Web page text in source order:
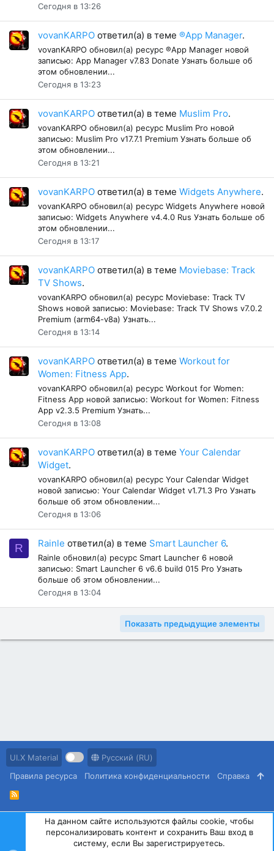
Сегодня в 13:26
vovanKARPO ответил(а) в теме ®App Manager.
vovanKARPO обновил(а) ресурс ®App Manager новой
записью: App Manager v7.83 Donate Узнать больше об
этом обновлении...
Сегодня в 13:23
vovanKARPO ответил(а) в теме Muslim Pro.
vovanKARPO обновил(а) ресурс Muslim Pro новой
записью: Muslim Pro v17.7.1 Premium Узнать больше об
этом обновлении...
Сегодня в 13:21
vovanKARPO ответил(а) в теме Widgets Anywhere.
vovanKARPO обновил(а) ресурс Widgets Anywhere новой
записью: Widgets Anywhere v4.4.0 Rus Узнать больше об
этом обновлении...
Сегодня в 13:17
vovanKARPO ответил(а) в теме Moviebase: Track
TV Shows.
vovanKARPO обновил(а) ресурс Moviebase: Track TV
Shows новой записью: Moviebase: Track TV Shows v7.0.2
Premium (arm64-v8a) Узнать...
Сегодня в 13:14
vovanKARPO ответил(а) в теме Workout for
Women: Fitness App.
vovanKARPO обновил(а) ресурс Workout for Women:
Fitness App новой записью: Workout for Women: Fitness
App v2.3.5 Premium Узнать...
Сегодня в 13:08
vovanKARPO ответил(а) в теме Your Calendar
Widget.
vovanKARPO обновил(а) ресурс Your Calendar Widget
новой записью: Your Calendar Widget v1.71.3 Pro Узнать
больше об этом обновлении...
Сегодня в 13:06
R Rainle ответил(а) в теме Smart Launcher 6.
Rainle обновил(а) ресурс Smart Launcher 6 новой
записью: Smart Launcher 6 v6.6 build 015 Pro Узнать
больше об этом обновлении...
Сегодня в 13:04
Показать предыдущие элементы
UI.X Material
Русский (RU)
Правила ресурса
Политика конфиденциальности Справка
R
S
S
Community platform by XenForo® © 2010-2023 XenForo Ltd.
На данном сайте используются файлы cookie, чтобы
персонализировать контент и сохранить Ваш вход в
систему, если Вы зарегистрируетесь.